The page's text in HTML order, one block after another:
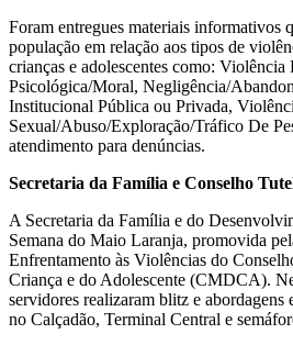
Foram entregues materiais informativos
população em relação aos tipos de
crianças e adolescentes como:
Psicológica/Moral, Negligência/
Institucional Pública ou Privada,
Sexual/Abuso/Exploração/Tráfico De
atendimento para denúncias.
Secretaria da Família e Conselho
A Secretaria da Família e do
Semana do Maio Laranja, promovida
Enfrentamento às Violências do
Criança e do Adolescente (CMDCA).
servidores realizaram blitz e abordagens
no Calçadão, Terminal Central e